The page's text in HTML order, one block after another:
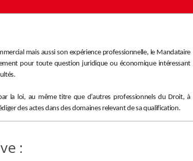
mais aussi son expérience professionnelle, le Mandataire
pour toute question juridique ou économique intéressant
la loi, au même titre que d’autres professionnels du Droit, à
des actes dans des domaines relevant de sa qualification.
: